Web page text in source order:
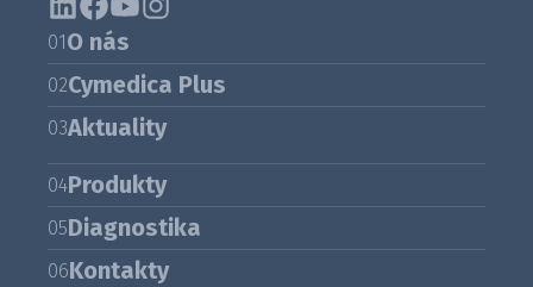
01O nás
02Cymedica Plus
03Aktuality
04Produkty
05Diagnostika
06Kontakty